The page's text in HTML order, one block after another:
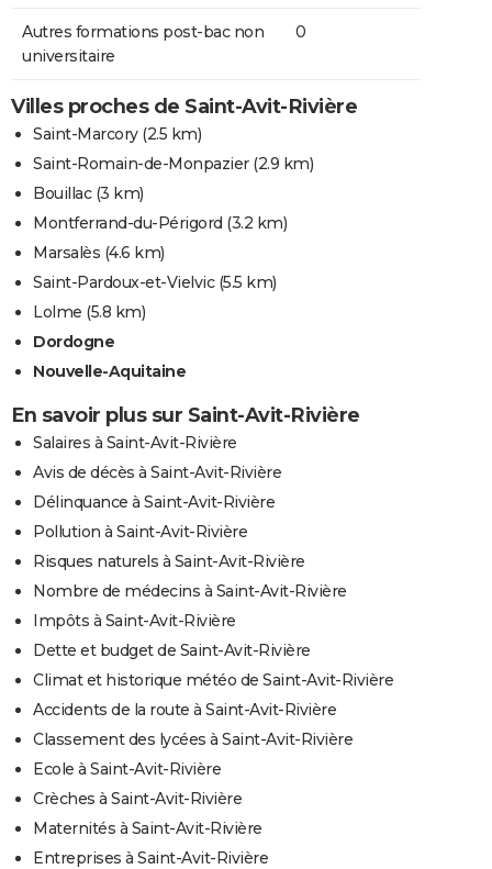
Autres formations post-bac non
universitaire
0
Villes proches de Saint-Avit-Rivière
Saint-Marcory(2.5 km)
Saint-Romain-de-Monpazier(2.9 km)
Bouillac(3 km)
Montferrand-du-Périgord (3.2 km)
Marsalès (4.6 km)
Saint-Pardoux-et-Vielvic(5.5 km)
Lolme (5.8 km)
Dordogne
Nouvelle-Aquitaine
En savoir plus sur Saint-Avit-Rivière
Salaires à Saint-Avit-Rivière
Avis de décès à Saint-Avit-Rivière
Délinquance à Saint-Avit-Rivière
Pollution à Saint-Avit-Rivière
Risques naturels à Saint-Avit-Rivière
Nombre de médecins à Saint-Avit-Rivière
Impôts à Saint-Avit-Rivière
Dette et budget de Saint-Avit-Rivière
Climat et historique météo de Saint-Avit-Rivière
Accidents de la route à Saint-Avit-Rivière
Classement des lycées à Saint-Avit-Rivière
Ecole à Saint-Avit-Rivière
Crèches à Saint-Avit-Rivière
Maternités à Saint-Avit-Rivière
Entreprises à Saint-Avit-Rivière